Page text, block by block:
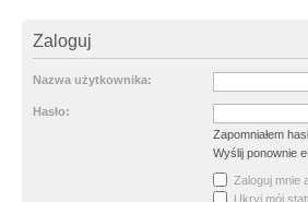
Zaloguj
Nazwa użytkownika:
Hasło:
Zapomniałem
Wyślij ponownie
Zaloguj mnie
Ukryj mój